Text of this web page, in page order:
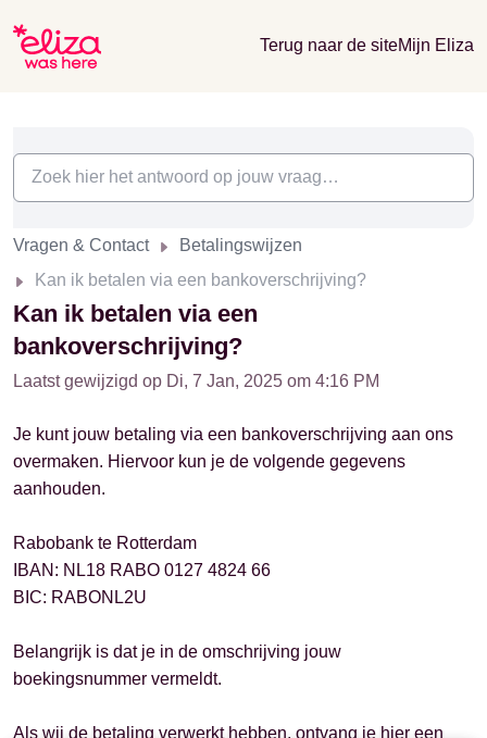
Terug naar de siteMijn Eliza
Vragen & Contact
Betalingswijzen
Kan ik betalen via een bankoverschrijving?
Kan ik betalen via een
bankoverschrijving?
Laatst gewijzigd op Di, 7 Jan, 2025 om 4:16 PM
Je kunt jouw betaling via een bankoverschrijving aan ons
overmaken. Hiervoor kun je de volgende gegevens
aanhouden.
Rabobank te Rotterdam
IBAN: NL18 RABO 0127 4824 66
BIC: RABONL2U
Belangrijk is dat je in de omschrijving jouw
boekingsnummer vermeldt.
Als wij de betaling verwerkt hebben, ontvang je hier een